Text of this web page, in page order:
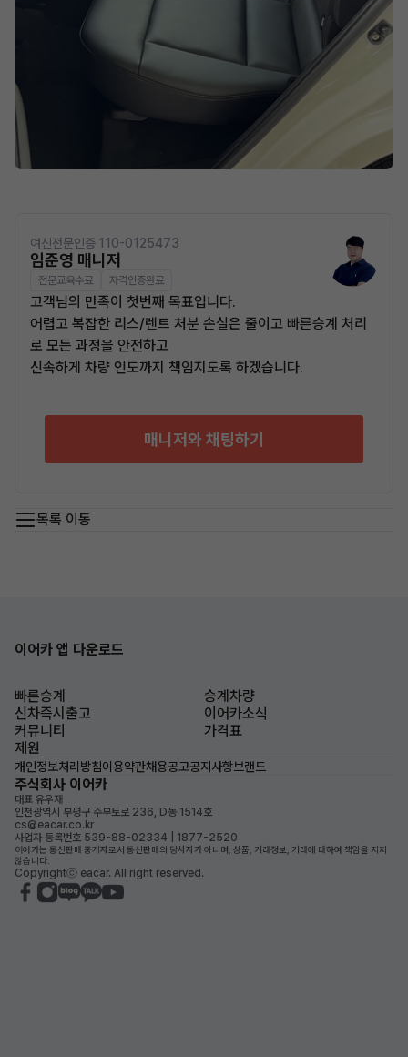
여신전문인증 110-0125473
임준영 매니저
전문교육수료 자격인증완료
고객님의 만족이 첫번째 목표입니다.
어렵고 복잡한 리스/렌트 처분 손실은 줄이고 빠른승계 처리
로 모든 과정을 안전하고
신속하게 차량 인도까지 책임지도록 하겠습니다.
매니저와 채팅하기
목록 이동
이어카 앱 다운로드
빠른승계
승계차량
신차즉시출고
이어카소식
커뮤니티
가격표
제원
개인정보처리방침이용약관채용공고공지사항브랜드
주식회사 이어카
대표 유우재
인천광역시 부평구 주부토로 236, D동 1514호
cs@eacar.co.kr
사업자 등록번호 539-88-02334 | 1877-2520
이어카는 통신판매 중개자로서 통신판매의 당사자가 아니며, 상품, 거래정보, 거래에 대하여 책임을 지지
않습니다.
Copyrightⓒ eacar. All right reserved.